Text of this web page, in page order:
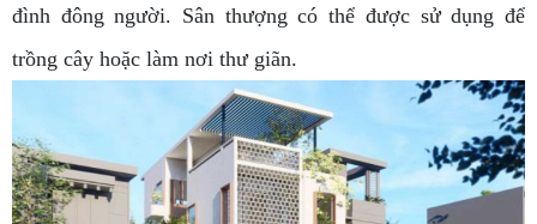
đình đông người. Sân thượng có thể được sử dụng để
trồng cây hoặc làm nơi thư giãn.